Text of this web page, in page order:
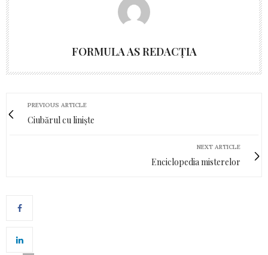
FORMULA AS REDACȚIA
PREVIOUS ARTICLE
Ciubărul cu liniște
NEXT ARTICLE
Enciclopedia misterelor